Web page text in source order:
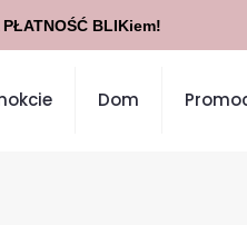
Dom
BLIKiem!